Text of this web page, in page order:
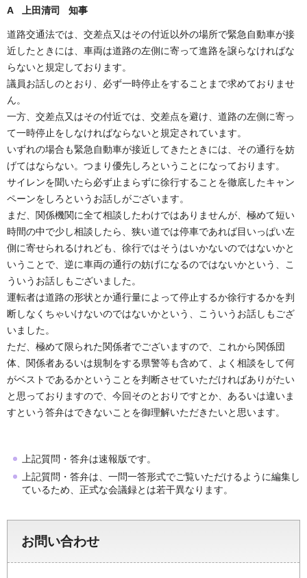
A 上田清司 知事
道路交通法では、交差点又はその付近以外の場所で緊急自動車が接
近したときには、車両は道路の左側に寄って進路を譲らなければな
らないと規定しております。
議員お話しのとおり、必ず一時停止をすることまで求めておりませ
ん。
一方、交差点又はその付近では、交差点を避け、道路の左側に寄っ
て一時停止をしなければならないと規定されています。
いずれの場合も緊急自動車が接近してきたときには、その通行を妨
げてはならない。つまり優先しろということになっております。
サイレンを聞いたら必ず止まらずに徐行することを徹底したキャン
ペーンをしろというお話しがございます。
まだ、関係機関に全て相談したわけではありませんが、極めて短い
時間の中で少し相談したら、狭い道では停車であれば目いっぱい左
側に寄せられるけれども、徐行ではそうはいかないのではないかと
いうことで、逆に車両の通行の妨げになるのではないかという、こ
ういうお話しもございました。
運転者は道路の形状とか通行量によって停止するか徐行するかを判
断しなくちゃいけないのではないかという、こういうお話しもござ
いました。
ただ、極めて限られた関係者でございますので、これから関係団
体、関係者あるいは規制をする県警等も含めて、よく相談をして何
がベストであるかということを判断させていただければありがたい
と思っておりますので、今回そのとおりですとか、あるいは違いま
すという答弁はできないことを御理解いただきたいと思います。
上記質問・答弁は速報版です。
上記質問・答弁は、一問一答形式でご覧いただけるように編集し
ているため、正式な会議録とは若干異なります。
お問い合わせ